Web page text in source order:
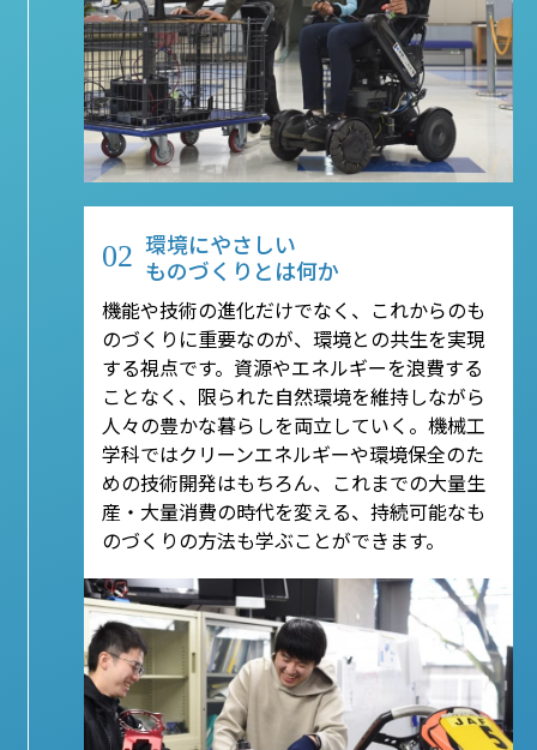
02 環境にやさしい
ものづくりとは何か
機能や技術の進化だけでなく、これからのも
のづくりに重要なのが、環境との共生を実現
する視点です。資源やエネルギーを浪費する
ことなく、限られた自然環境を維持しながら
人々の豊かな暮らしを両立していく。機械工
学科ではクリーンエネルギーや環境保全のた
めの技術開発はもちろん、これまでの大量生
産・大量消費の時代を変える、持続可能なも
のづくりの方法も学ぶことができます。